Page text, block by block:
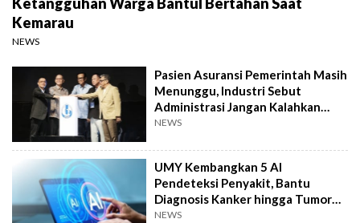
Kemarau
NEWS
Pasien Asuransi Pemerintah Masih
Menunggu, Industri Sebut
Administrasi Jangan Kalahkan
Kemanusiaan
NEWS
UMY Kembangkan 5 AI
Pendeteksi Penyakit, Bantu
Diagnosis Kanker hingga Tumor
Otak Lebih Cepat
NEWS